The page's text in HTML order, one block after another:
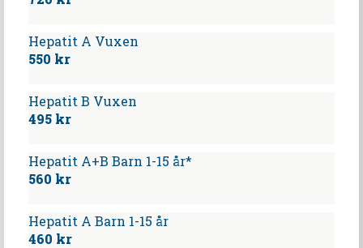
Hepatit A Vuxen
550 kr
Hepatit B Vuxen
495 kr
Hepatit A+B Barn 1-15 år*
560 kr
Hepatit A Barn 1-15 år
460 kr